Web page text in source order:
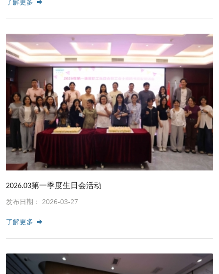
了解更多
2026.03第一季度生日会活动
发布日期： 2026-03-27
了解更多